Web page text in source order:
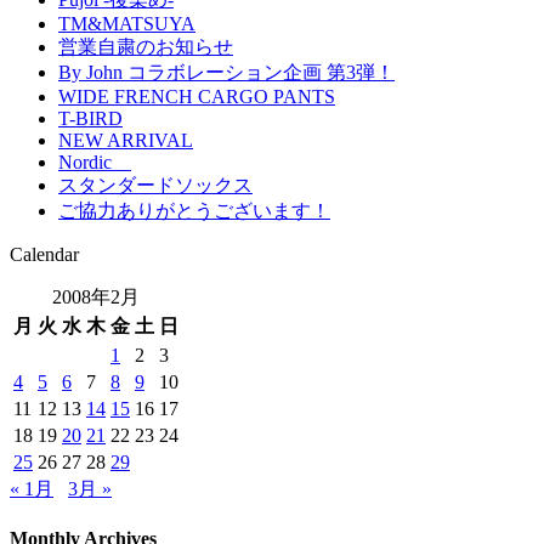
TM&MATSUYA
営業自粛のお知らせ
By John コラボレーション企画 第3弾！
WIDE FRENCH CARGO PANTS
T-BIRD
NEW ARRIVAL
Nordic
スタンダードソックス
ご協力ありがとうございます！
Calendar
2008年2月
月 火 水 木 金 土 日
1
2
3
4
5 6 7 8 9
10
11 12 13 14 15 16 17
18 19 20 21 22 23 24
25 26 27 28 29
« 1月
3月 »
Monthly Archives